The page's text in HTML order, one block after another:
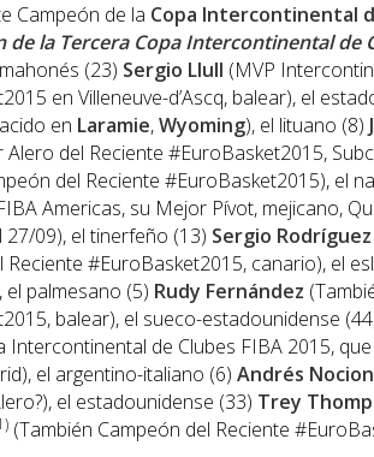
Campeón de la Copa Intercontinental
de la Tercera Copa Intercontinental de
(23) Sergio Llull (MVP
en Villeneuve-d’Ascq, balear), el
en Laramie,Wyoming), el lituano (8)
del Reciente #EuroBasket2015,
del Reciente #EuroBasket2015), el
Americas, su Mejor Pívot, mejicano,
09), el tinerfeño (13) Sergio Rodríguez
Reciente #EuroBasket2015, canario), el
el palmesano (5) Rudy Fernández
balear), el sueco-estadounidense
Intercontinental de Clubes FIBA 2015,
el argentino-italiano (6) Andrés
el estadounidense (33) Trey
(También Campeón del Reciente